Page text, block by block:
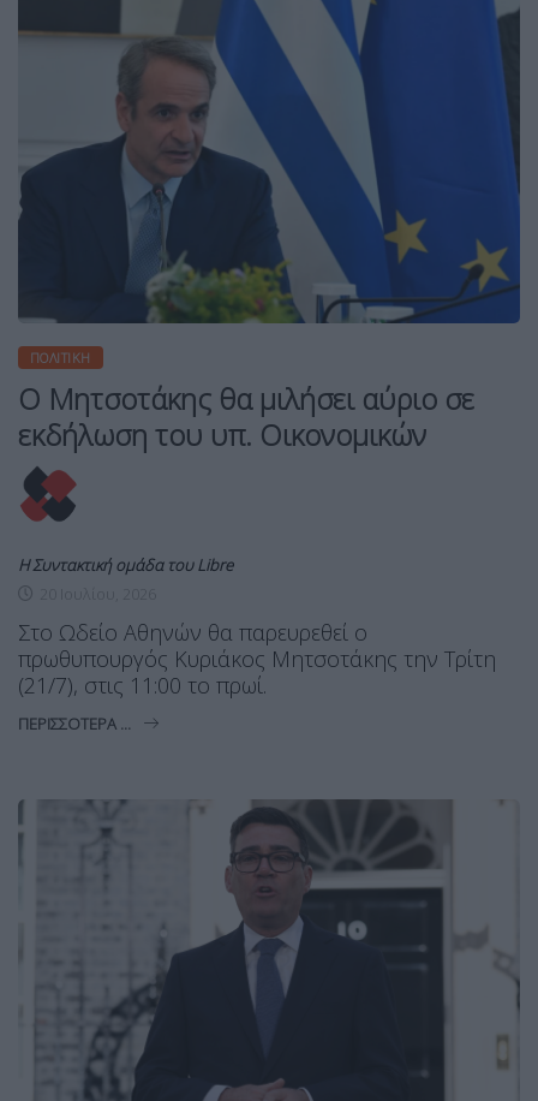
ΠΟΛΙΤΙΚΉ
Ο Μητσοτάκης θα μιλήσει αύριο σε
εκδήλωση του υπ. Οικονομικών
Η Συντακτική ομάδα του Libre
Στο Ωδείο Αθηνών θα παρευρεθεί ο
πρωθυπουργός Κυριάκος Μητσοτάκης την Τρίτη
(21/7), στις 11:00 το πρωί.
ΠΕΡΙΣΣΌΤΕΡΑ ...